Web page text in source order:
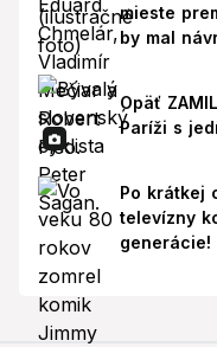
mieste
by mal
Opäť
Paríži s
Po krátkej
televízny
generácie!